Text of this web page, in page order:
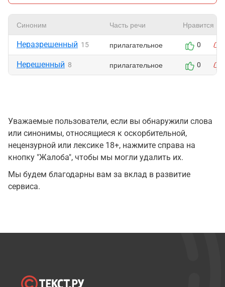
Синоним Часть речи Нравится
Неразрешенный 15 прилагательное 0
Нерешенный 8 прилагательное 0
Уважаемые пользователи, если вы обнаружили слова
или синонимы, относящиеся к оскорбительной,
нецензурной или лексике 18+, нажмите справа на
кнопку "Жалоба", чтобы мы могли удалить их.
Мы будем благодарны вам за вклад в развитие
сервиса.